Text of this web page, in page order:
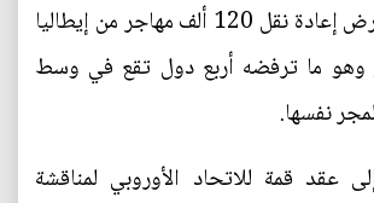
من المفوضية بفرض إعادة نقل 120 ألف مهاجر من إيطاليا
وهو ما ترفضه أربع دول تقع في وسط
نفسها.
عقد قمة للاتحاد الأوروبي لمناقشة